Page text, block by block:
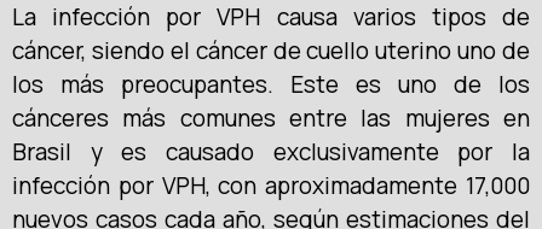
La infección por VPH causa varios tipos de
cáncer, siendo el cáncer de cuello uterino uno de
los más preocupantes. Este es uno de los
cánceres más comunes entre las mujeres en
Brasil y es causado exclusivamente por la
infección por VPH, con aproximadamente 17,000
nuevos casos cada año, según estimaciones del